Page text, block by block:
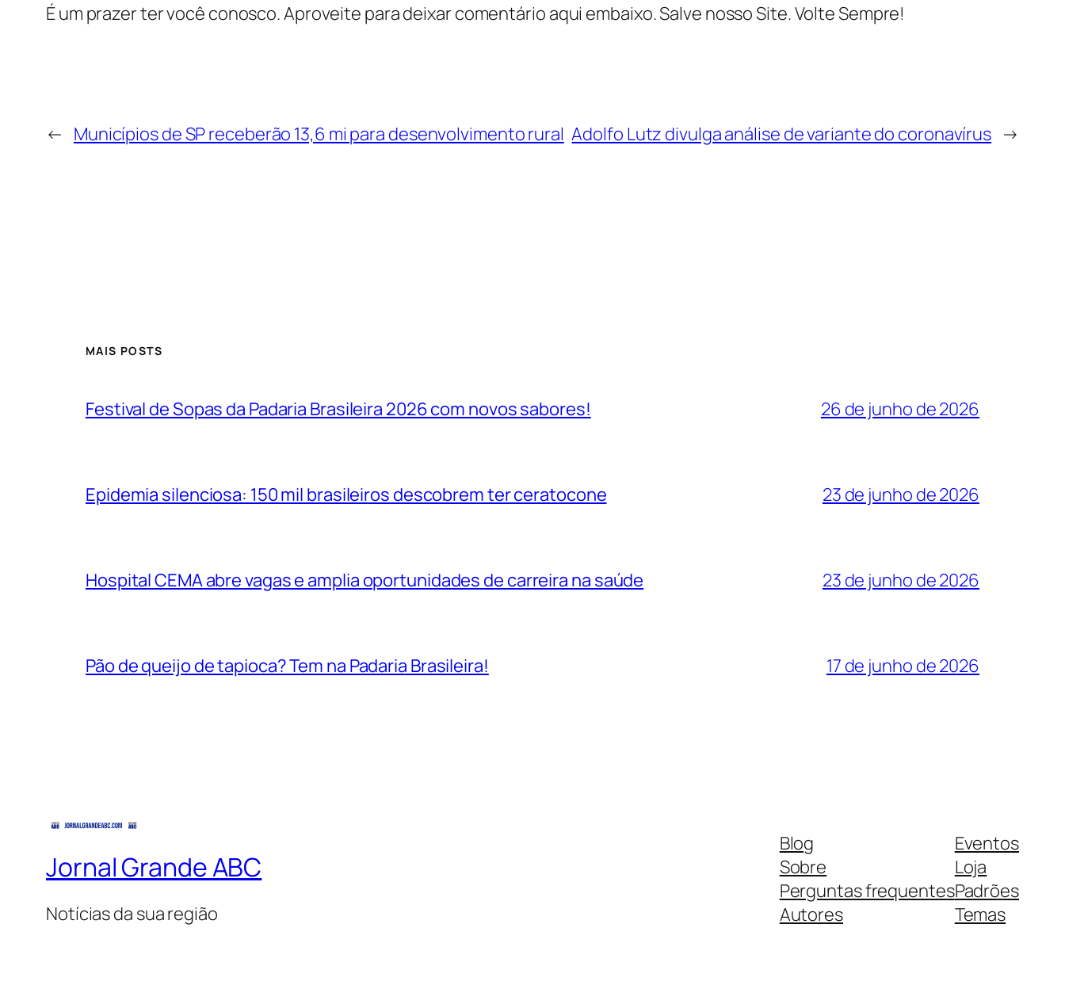
É um prazer ter você conosco. Aproveite para deixar comentário aqui embaixo. Salve nosso Site. Volte Sempre!
← Municípios de SP receberão 13,6 mi para desenvolvimento rural Adolfo Lutz divulga análise de variante do coronavírus →
MAIS POSTS
Festival de Sopas da Padaria Brasileira 2026 com novos sabores! 26 de junho de 2026
Epidemia silenciosa: 150 mil brasileiros descobrem ter ceratocone 23 de junho de 2026
Hospital CEMA abre vagas e amplia oportunidades de carreira na saúde 23 de junho de 2026
Pão de queijo de tapioca? Tem na Padaria Brasileira! 17 de junho de 2026
Jornal Grande ABC
Notícias da sua região
Blog
Sobre
Perguntas frequentes
Autores
Eventos
Loja
Padrões
Temas